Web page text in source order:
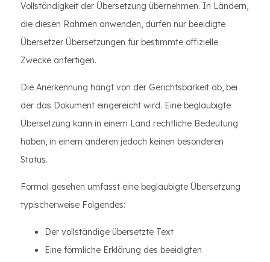
Vollständigkeit der Übersetzung übernehmen. In Ländern,
die diesen Rahmen anwenden, dürfen nur beeidigte
Übersetzer Übersetzungen für bestimmte offizielle
Zwecke anfertigen.
Die Anerkennung hängt von der Gerichtsbarkeit ab, bei
der das Dokument eingereicht wird. Eine beglaubigte
Übersetzung kann in einem Land rechtliche Bedeutung
haben, in einem anderen jedoch keinen besonderen
Status.
Formal gesehen umfasst eine beglaubigte Übersetzung
typischerweise Folgendes:
Der vollständige übersetzte Text
Eine förmliche Erklärung des beeidigten